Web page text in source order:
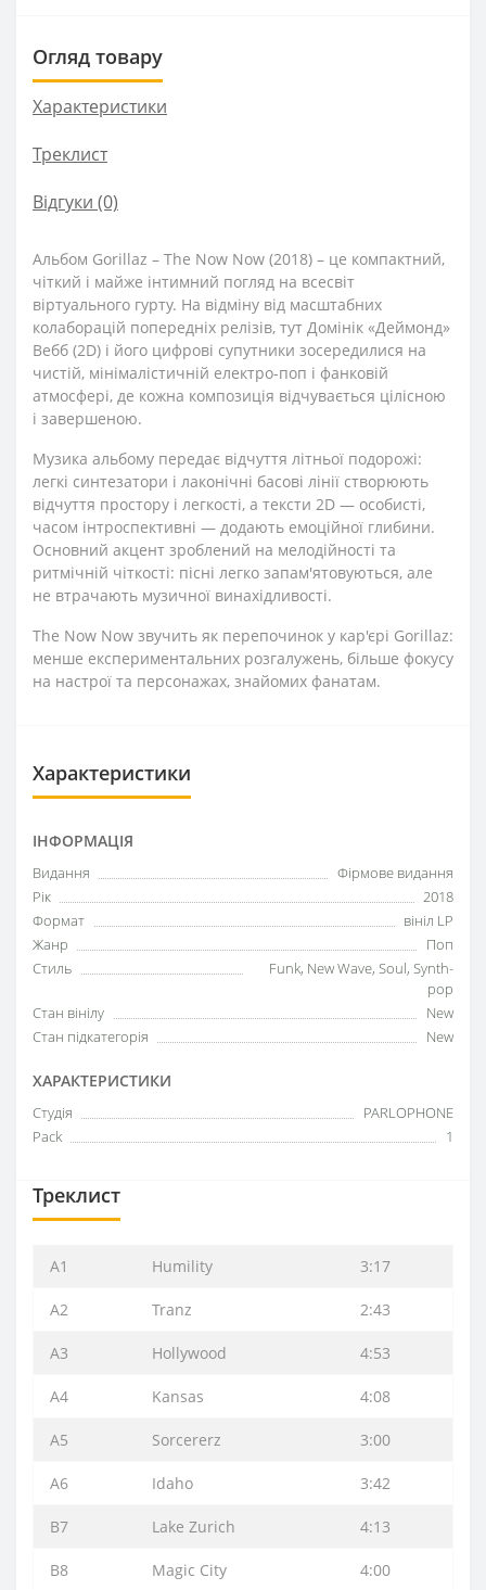
Огляд товару
Характеристики
Треклист
Відгуки (0)
Альбом Gorillaz – The Now Now (2018) – це компактний,
чіткий і майже інтимний погляд на всесвіт
віртуального гурту. На відміну від масштабних
колаборацій попередніх релізів, тут Домінік «Деймонд»
Вебб (2D) і його цифрові супутники зосередилися на
чистій, мінімалістичній електро-поп і фанковій
атмосфері, де кожна композиція відчувається цілісною
і завершеною.
Музика альбому передає відчуття літньої подорожі:
легкі синтезатори і лаконічні басові лінії створюють
відчуття простору і легкості, а тексти 2D — особисті,
часом інтроспективні — додають емоційної глибини.
Основний акцент зроблений на мелодійності та
ритмічній чіткості: пісні легко запам'ятовуються, але
не втрачають музичної винахідливості.
The Now Now звучить як перепочинок у кар'єрі Gorillaz:
менше експериментальних розгалужень, більше фокусу
на настрої та персонажах, знайомих фанатам.
Характеристики
ІНФОРМАЦІЯ
Видання
Фірмове видання
Рік
2018
Формат
вініл LP
Жанр
Поп
Стиль
Funk, New Wave, Soul, Synth-
pop
Стан вінілу
New
Стан підкатегорія
New
ХАРАКТЕРИСТИКИ
Студія
PARLOPHONE
Pack
1
Треклист
A1 Humility 3:17
A2 Tranz 2:43
A3 Hollywood 4:53
A4 Kansas 4:08
A5 Sorcererz 3:00
A6 Idaho 3:42
B7 Lake Zurich 4:13
B8 Magic City 4:00